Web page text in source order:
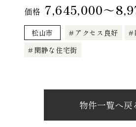
価格 7,645,000～
松山市 アクセス良好
閑静な住宅街
物件一覧へ戻